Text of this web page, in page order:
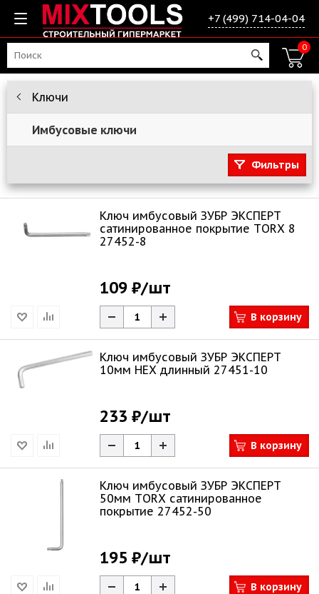
+7 (499) 714-04-04
0
Ключи
Имбусовые ключи
Фильтры
Ключ имбусовый ЗУБР ЭКСПЕРТ
сатинированное покрытие ТORХ 8
27452-8
109 ₽/шт
В корзину
Ключ имбусовый ЗУБР ЭКСПЕРТ
10мм НЕХ длинный 27451-10
233 ₽/шт
В корзину
Ключ имбусовый ЗУБР ЭКСПЕРТ
50мм ТORХ сатинированное
покрытие 27452-50
195 ₽/шт
В корзину